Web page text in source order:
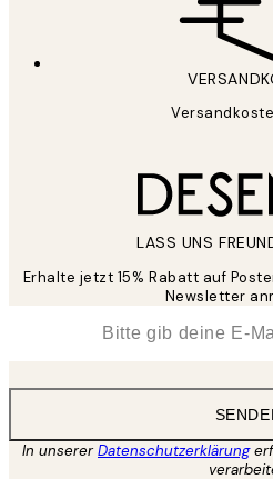
LASS UNS
Erhalte jetzt 15% Rabatt auf
Newsletter
In unsererDatenschutzerklärung